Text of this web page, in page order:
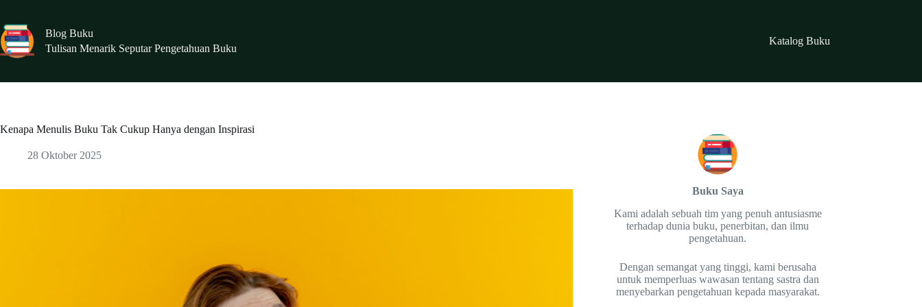
content
Blog Buku
Tulisan Menarik Seputar Pengetahuan Buku
Katalog Buku
Kenapa Menulis Buku Tak Cukup Hanya dengan Inspirasi
28 Oktober 2025
Buku Saya
Kami adalah sebuah tim yang penuh antusiasme
terhadap dunia buku, penerbitan, dan ilmu
pengetahuan.
Dengan semangat yang tinggi, kami berusaha
untuk memperluas wawasan tentang sastra dan
menyebarkan pengetahuan kepada masyarakat.